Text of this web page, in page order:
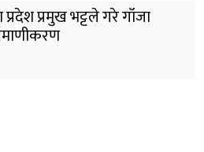
प्रमुख भट्टले गरे गाँजा